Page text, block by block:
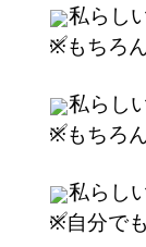
私らし
※もちろ
私らし
※もちろ
私らし
※自分で